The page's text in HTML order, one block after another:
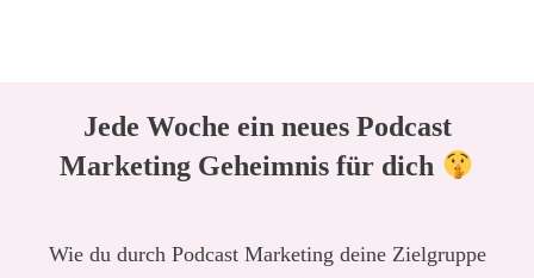
Jede Woche ein neues Podcast
Marketing Geheimnis für dich
Wie du durch Podcast Marketing deine Zielgruppe